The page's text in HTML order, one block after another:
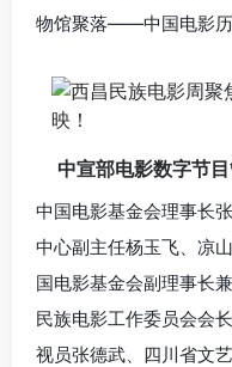
物馆聚落——中国电影历
中宣部电影数字节
中国电影基金会理事长
中心副主任杨玉飞、凉
国电影基金会副理事长
民族电影工作委员会会
视员张德武、四川省文